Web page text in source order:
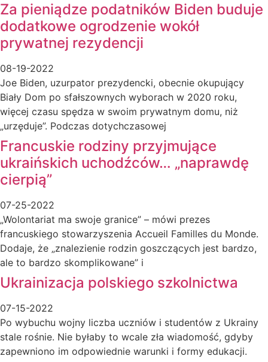
Za pieniądze podatników Biden buduje
dodatkowe ogrodzenie wokół
prywatnej rezydencji
08-19-2022
Joe Biden, uzurpator prezydencki, obecnie okupujący
Biały Dom po sfałszownych wyborach w 2020 roku,
więcej czasu spędza w swoim prywatnym domu, niż
„urzęduje”. Podczas dotychczasowej
Francuskie rodziny przyjmujące
ukraińskich uchodźców… „naprawdę
cierpią”
07-25-2022
„Wolontariat ma swoje granice” – mówi prezes
francuskiego stowarzyszenia Accueil Familles du Monde.
Dodaje, że „znalezienie rodzin goszczących jest bardzo,
ale to bardzo skomplikowane” i
Ukrainizacja polskiego szkolnictwa
07-15-2022
Po wybuchu wojny liczba uczniów i studentów z Ukrainy
stale rośnie. Nie byłaby to wcale zła wiadomość, gdyby
zapewniono im odpowiednie warunki i formy edukacji.